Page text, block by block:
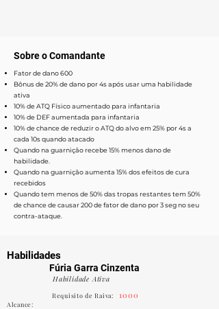
Sobre o Comandante
Fator de dano 600
Bônus de 20% de dano por 4s após usar uma habilidade
ativa
10% de ATQ Físico aumentado para infantaria
10% de DEF aumentada para infantaria
10% de chance de reduzir o ATQ do alvo em 25% por 4s a
cada 10s quando atacado
Quando na guarnição recebe 15% menos dano de
habilidade.
Quando na guarnição aumenta 15% dos efeitos de cura
recebidos
Quando tem menos de 50% das tropas restantes tem 50%
de chance de causar 200 de fator de dano por 3 seg no seu
contra-ataque.
Habilidades
Fúria Garra Cinzenta
Habilidade Ativa
Requisito de Raiva: 1000
Alcance: